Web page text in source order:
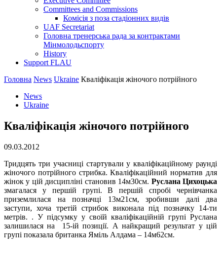
Committees and Commissions
Комісія з поза стадіонних видів
UAF Secretariat
Головна тренерська рада за контрактами
Мінмолодьспорту
History
Support FLAU
Головна News Ukraine Кваліфікація жіночого потрійного
News
Ukraine
Кваліфікація жіночого потрійного
09.03.2012
Тридцять три учасниці стартували у кваліфікаційному раунді
жіночого потрійного стрибка. Кваліфікаційний норматив для
жінок у цій дисципліні становив 14м30см. Руслана Цихоцька
змагалася у першій групі. В першій спробі чернівчанка
приземлилася на позначці 13м21см, зробивши далі два
заступи, хоча третій стрибок виконала під позначку 14-ти
метрів. . У підсумку у своїй кваліфікаційній групі Руслана
залишилася на 15-ій позиції. А найкращий результат у цій
групі показала британка Яміль Алдама – 14м62см.